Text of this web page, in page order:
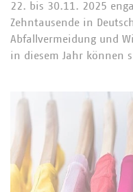
22. bis 30.11. 2025
Zehntausende in
Abfallvermeidung und
in diesem Jahr können